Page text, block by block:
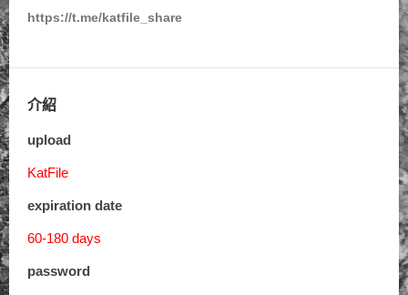
https://t.me/katfile_share
介紹
upload
KatFile
expiration date
60-180 days
password